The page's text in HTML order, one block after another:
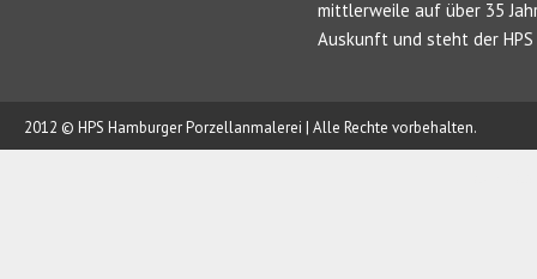
mittlerweile auf über 35
Auskunft und steht der
2012 © HPS Hamburger Porzellanmalerei | Alle Rechte vorbehalten.